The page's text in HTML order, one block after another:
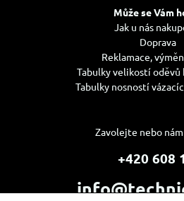
Může se Vám
Jak u nás
Doprava
Reklamace,
Tabulky velikostí oděvů
Tabulky nosností
Zavolejte nebo
+420 608 101